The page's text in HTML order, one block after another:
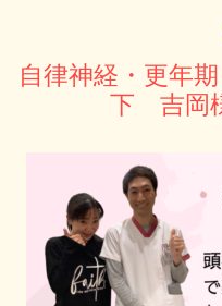
自律神経・更年
下 吉岡